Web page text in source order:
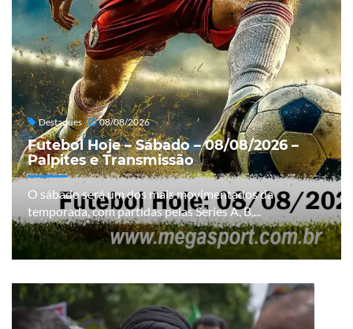
Destaques 08/08/2026
Futebol Hoje – Sábado – 08/08/2026 –
Palpites e Transmissão
O sábado será um dos mais movimentados da
temporada, com partidas pelas Séries A, B,...